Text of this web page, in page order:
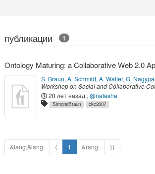
публикации 1
S. Braun, A. Schmidt, A. Walter, G. Nagypal
Workshop on Social and Collaborative
Structured Knowledge (CKC 2007) at
Canada,(2007)
20 лет назад , @natasha
SimoneBraun ckc2007
&lang;&lang; ⟨ 1 &rang; ⟩⟩